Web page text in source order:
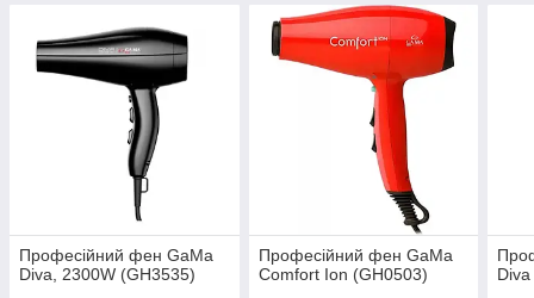
Професійний фен GaMa
Diva, 2300W (GH3535)
Професійний фен GaMa
Comfort Ion (GH0503)